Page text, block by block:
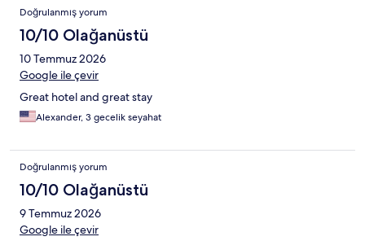
Yorumlar
Doğrulanmış yorum
10/10 Olağanüstü
10 Temmuz 2026
Google ile çevir
Great hotel and great stay
Alexander, 3 gecelik seyahat
Doğrulanmış yorum
10/10 Olağanüstü
9 Temmuz 2026
Google ile çevir